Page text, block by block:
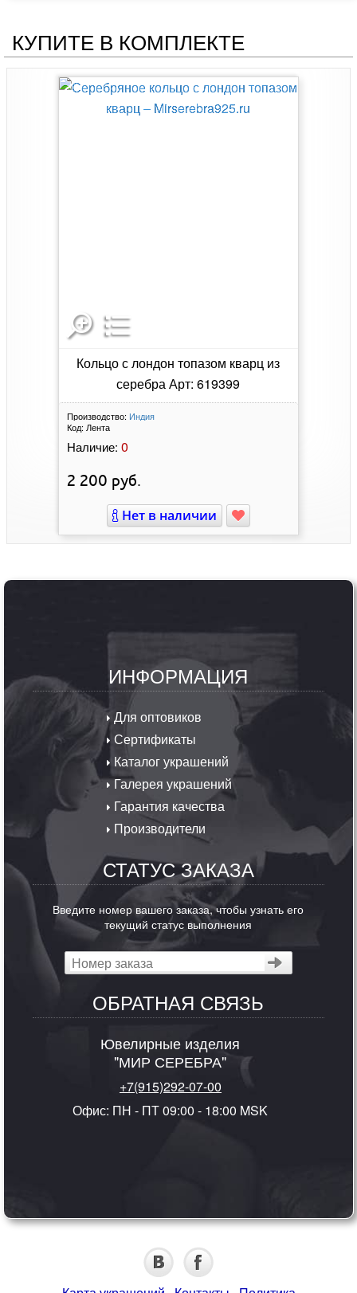
КУПИТЕ В КОМПЛЕКТЕ
Кольцо с лондон топазом кварц из
серебра Арт: 619399
Производство: Индия
Код: Лента
Наличие: 0
2 200 руб.
Нет в наличии
ИНФОРМАЦИЯ
Для оптовиков
Сертификаты
Каталог украшений
Галерея украшений
Гарантия качества
Производители
СТАТУС ЗАКАЗА
Введите номер вашего заказа, чтобы узнать его
текущий статус выполнения
ОБРАТНАЯ СВЯЗЬ
Ювелирные изделия
"МИР СЕРЕБРА"
+7(915)292-07-00
Офис: ПН - ПТ 09:00 - 18:00 MSK